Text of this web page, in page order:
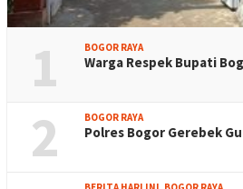
1 BOGOR RAYA
Warga Respek Bupati
2 BOGOR RAYA
Polres Bogor Gerebek